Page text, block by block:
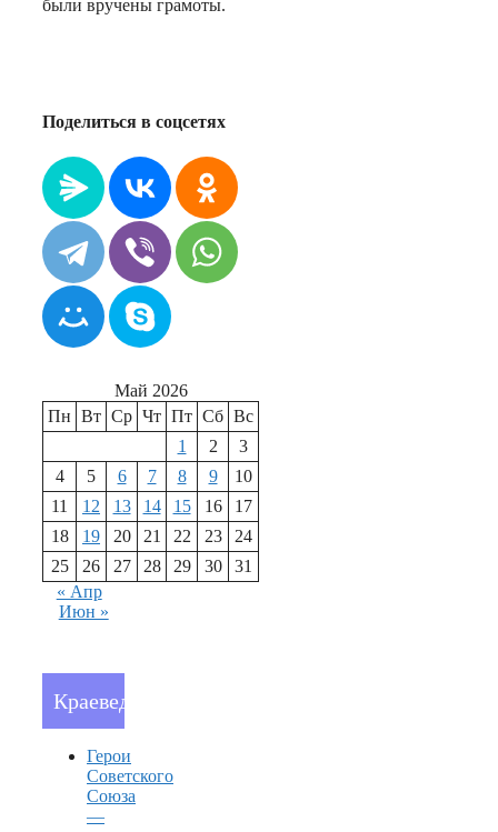
были вручены грамоты.
Поделиться в соцсетях
Май 2026
Пн Вт Ср Чт Пт Сб Вс
1
2
3
4
5 6 7 8 9
10
11
12 13 14 15 16
17
18
19 20 21 22 23
24
25
26 27 28 29 30
31
« Апр
Июн »
Краеведение
Герои
Советского
Союза
—